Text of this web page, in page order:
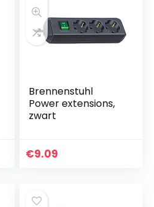
Brennenstuhl
Power extensions,
zwart
€9.09